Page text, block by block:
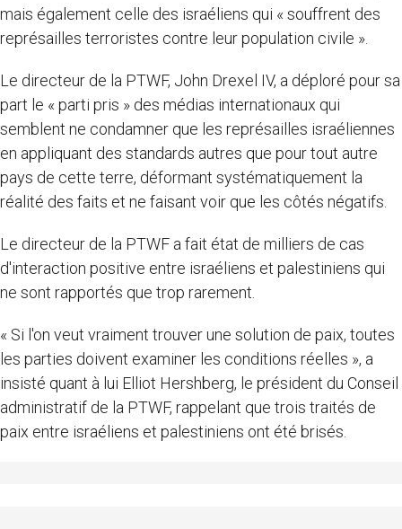
mais également celle des israéliens qui « souffrent des
représailles terroristes contre leur population civile ».
Le directeur de la PTWF, John Drexel IV, a déploré pour sa
part le « parti pris » des médias internationaux qui
semblent ne condamner que les représailles israéliennes
en appliquant des standards autres que pour tout autre
pays de cette terre, déformant systématiquement la
réalité des faits et ne faisant voir que les côtés négatifs.
Le directeur de la PTWF a fait état de milliers de cas
d'interaction positive entre israéliens et palestiniens qui
ne sont rapportés que trop rarement.
« Si l'on veut vraiment trouver une solution de paix, toutes
les parties doivent examiner les conditions réelles », a
insisté quant à lui Elliot Hershberg, le président du Conseil
administratif de la PTWF, rappelant que trois traités de
paix entre israéliens et palestiniens ont été brisés.